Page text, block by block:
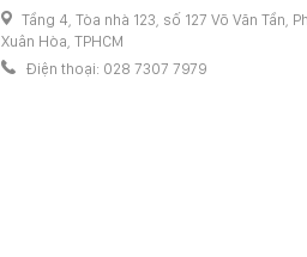
Tầng 4, Tòa nhà 123, số 127 Võ Văn Tần,
Xuân Hòa, TPHCM
Điện thoại: 028 7307 7979